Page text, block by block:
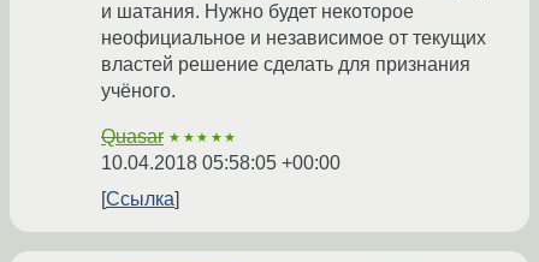
и шатания. Нужно будет некоторое
неофициальное и независимое от текущих
властей решение сделать для признания
учёного.
Quasar ★★★★★
10.04.2018 05:58:05 +00:00
Ссылка